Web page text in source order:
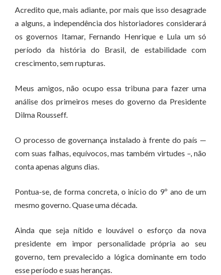
Acredito que, mais adiante, por mais que isso desagrade
a alguns, a independência dos historiadores considerará
os governos Itamar, Fernando Henrique e Lula um só
período da história do Brasil, de estabilidade com
crescimento, sem rupturas.
Meus amigos, não ocupo essa tribuna para fazer uma
análise dos primeiros meses do governo da Presidente
Dilma Rousseff.
O processo de governança instalado à frente do país —
com suas falhas, equívocos, mas também virtudes –, não
conta apenas alguns dias.
Pontua-se, de forma concreta, o início do 9º ano de um
mesmo governo. Quase uma década.
Ainda que seja nítido e louvável o esforço da nova
presidente em impor personalidade própria ao seu
governo, tem prevalecido a lógica dominante em todo
esse período e suas heranças.